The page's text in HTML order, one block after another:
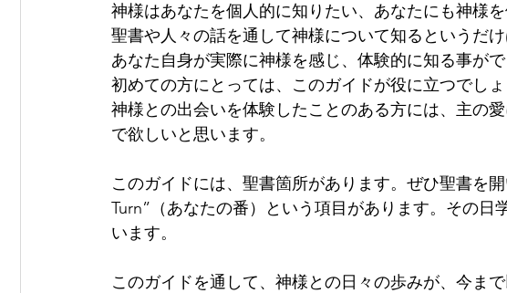
神様はあなたを個人的に知りたい、あなたにも神様
聖書や人々の話を通して神様について知るというだけ
あなた自身が実際に神様を感じ、体験的に知る事がで
初めての方にとっては、このガイドが役に立つでしょ
神様との出会いを体験したことのある方には、主の
で欲しいと思います。
このガイドには、聖書箇所があります。ぜひ聖書を
Turn”（あなたの番）という項目があります。その日
います。
このガイドを通して、神様との日々の歩みが、今ま